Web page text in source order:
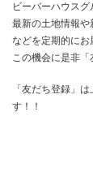
ビーバーハウスグ
最新の土地情報や
などを定期的にお
この機会に是非「
「友だち登録」
す！！